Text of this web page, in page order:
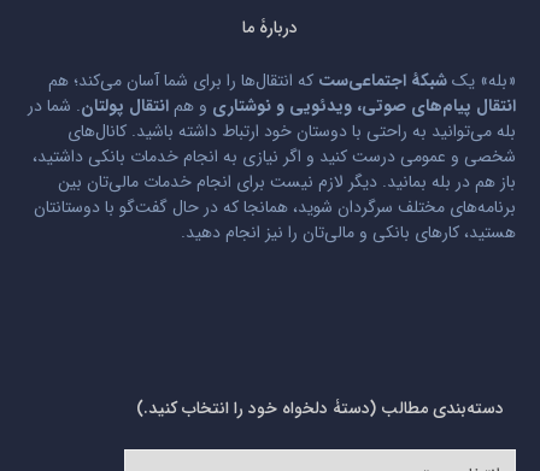
دربارۀ ما
«بله» یکشبکۀ اجتماعی‌ست که انتقال‌ها را برای شما آسان می‌کند؛ هم
انتقال پیام‌های صوتی، ویدئویی و نوشتاری و هم انتقال پولتان. شما در
بله می‌توانید به راحتی با دوستان خود ارتباط داشته باشید. کانال‌های
شخصی و عمومی درست کنید و اگر نیازی به انجام خدمات بانکی داشتید،
باز هم در بله بمانید. دیگر لازم نیست برای انجام خدمات مالی‌تان بین
برنامه‌های مختلف سرگردان شوید، همانجا که در حال گفت‌گو با دوستانتان
هستید، کارهای بانکی و مالی‌تان را نیز انجام دهید.
دسته‌بندی مطالب (دستۀ دلخواه خود را انتخاب کنید.)